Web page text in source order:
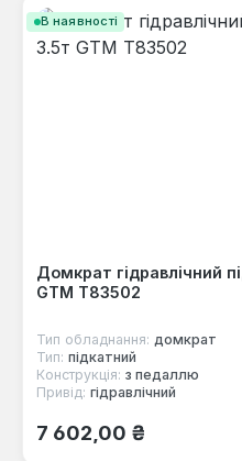
В наявності
Домкрат гідравлічний
GTM T83502
Тип обладнання: домкрат
Тип: підкатний
Конструкція: з педаллю
Привід: гідравлічний
Звичайна ціна:
7 602,00 ₴